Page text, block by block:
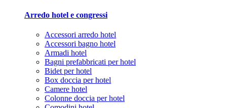
Arredo hotel e congressi
Accessori arredo hotel
Accessori bagno hotel
Armadi hotel
Bagni prefabbricati per hotel
Bidet per hotel
Box doccia per hotel
Camere hotel
Colonne doccia per hotel